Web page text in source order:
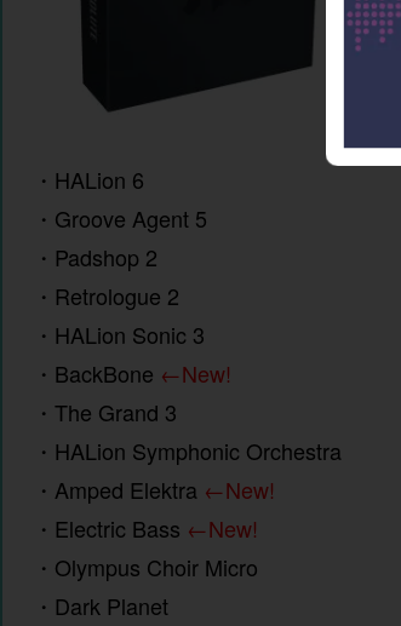
・ HALion 6
・ Groove Agent 5
・ Padshop 2
・ Retrologue 2
・ HALion Sonic 3
・ BackBone ←New!
・ The Grand 3
・ HALion Symphonic Orchestra
・Amped Elektra ←New!
・ Electric Bass ←New!
・ Olympus Choir Micro
・ Dark Planet